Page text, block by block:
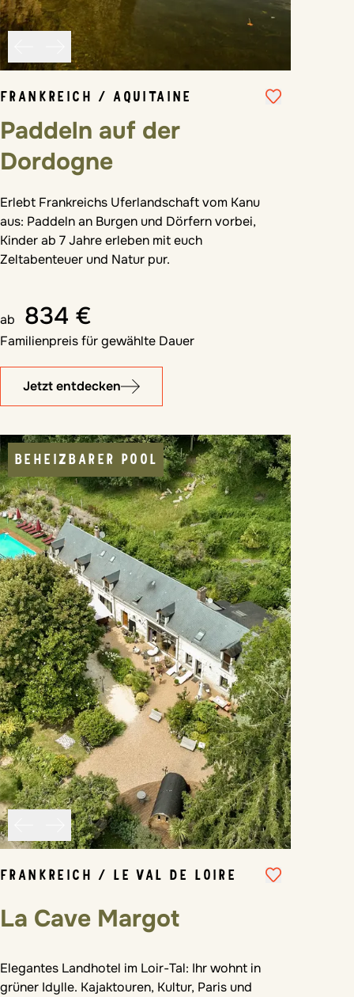
FRANKREICH / AQUITAINE
Paddeln auf der
Dordogne
Erlebt Frankreichs Uferlandschaft vom Kanu
aus: Paddeln an Burgen und Dörfern vorbei,
Kinder ab 7 Jahre erleben mit euch
Zeltabenteuer und Natur pur.
ab 834 €
Familienpreis für gewählte Dauer
Jetzt entdecken
BEHEIZBARER POOL
FRANKREICH / LE VAL DE LOIRE
La Cave Margot
Elegantes Landhotel im Loir-Tal: Ihr wohnt in
grüner Idylle. Kajaktouren, Kultur, Paris und